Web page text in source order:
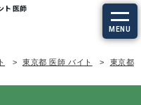
ト 医師
MENU
東京都 医師 バイト 東京都/